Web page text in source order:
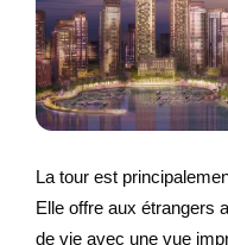
La tour est
Elle offre aux étrangers
de vie avec une vue